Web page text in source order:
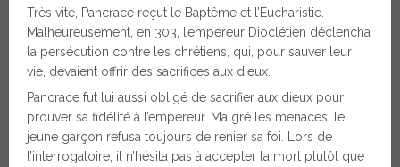
Très vite, Pancrace reçut le Baptême et l’Eucharistie.
Malheureusement, en 303, l’empereur Dioclétien déclencha
la persécution contre les chrétiens, qui, pour sauver leur
vie, devaient offrir des sacrifices aux dieux.
Pancrace fut lui aussi obligé de sacrifier aux dieux pour
prouver sa fidélité à l’empereur. Malgré les menaces, le
jeune garçon refusa toujours de renier sa foi. Lors de
l’interrogatoire, il n’hésita pas à accepter la mort plutôt que